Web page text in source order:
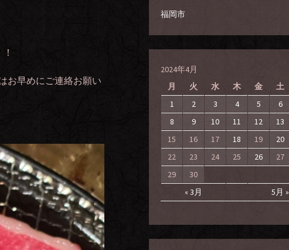
お早めにご連絡お願い
福岡市
2024年4月
月
火 水 木 金 土
« 3月 5月 »
1 2 3 4 5 6
8
9 10 11 12 13
15
16 17 18 19 20
22
23 24 25 26 27
29
30